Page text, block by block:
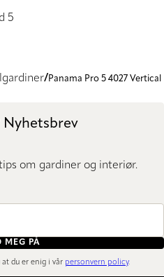
5
Panama Pro 5 4027 Vertical
Nyhetsbrev
om gardiner og interiør.
MEG PÅ
at du er enig i vår personvern policy.